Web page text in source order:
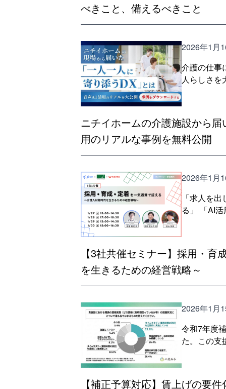
べきこと、備えるべきこと
2026年1月
介護の仕事
人らしさ
ニチイホームの介護施設から
用のリアルな事例を無料公開
2026年1月
「求人を
る」 「AI
【3社共催セミナー】採用・
を生きるための経営戦略～
2026年1月
令和7年度
た。この支
【補正予算対応】賃上げの要